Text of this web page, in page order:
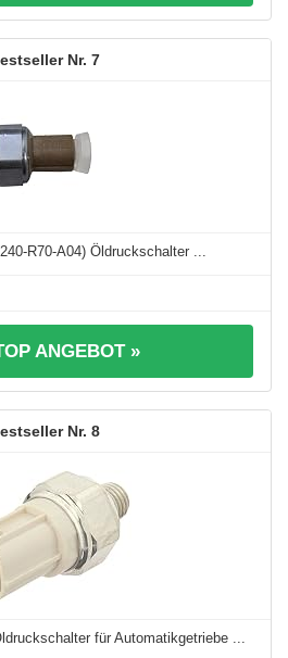
7
R70-A04) Öldruckschalter ...
ANGEBOT »
8
für Automatikgetriebe ...